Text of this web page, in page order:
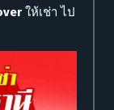
ให้เช่า ไป